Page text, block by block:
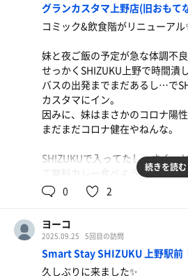
グランカスタマ上野店(旧おもて
コミック&飲食階がリニューアル
妹と夜ご飯の予定が急な体調不良
せっかくSHIZUKU上野で時間潰
バスの出発までまだあるし…で
カスタマにイン。
因みに、妹はまさかのコロナ陽性
まだまだコロナ健在やねんな。
SHIZUKUで入ってたし、さくっ
て無料カレー食べようとラウン
何やねん❗️
めっちゃお洒落になってるやん‼️
前回泊まった時はいかにも漫喫
椅子も内装も何もかもがお洒落✨
しかもコワーキングスペースら
ースも幾つか。
続きを読む
0 2
ヨーコ
2025.09.25 5回目の訪問
Smart Stay SHIZUKU 上野駅前
久しぶりに来ました✨